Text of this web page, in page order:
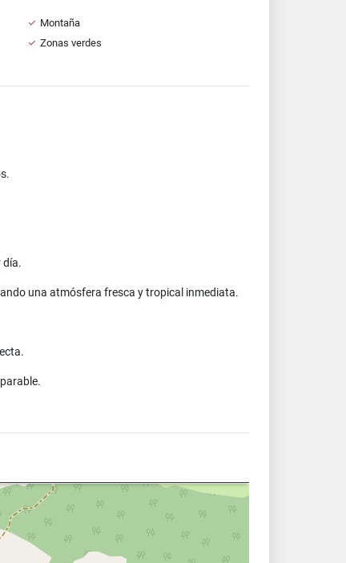
Montaña
Zonas verdes
día.
una atmósfera fresca y tropical inmediata.